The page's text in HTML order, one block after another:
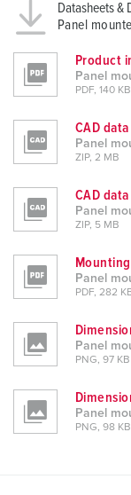
Datasheets &
Panel
Product
Panel
PDF, 140 KB
CAD data
Panel
ZIP, 2 MB
CAD data
Panel
ZIP, 5 MB
Panel
PDF, 282
Panel
PNG, 97 KB
Panel
PNG, 98 KB